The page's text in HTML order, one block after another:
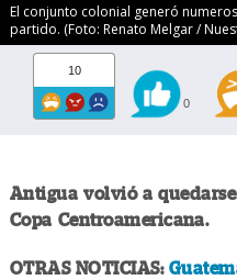
El conjunto colonial generó
partido. (Foto: Renato Melgar /
10
0
Antigua volvió a
Copa Centroamericana.
OTRAS NOTICIAS: